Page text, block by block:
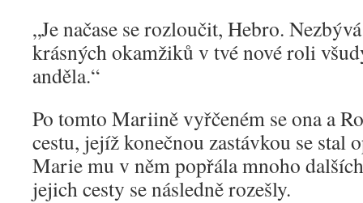
„Je načase se rozloučit, Hebro.
krásných okamžiků v tvé nové roli
anděla.“
Po tomto Mariině vyřčeném se ona a
cestu, jejíž konečnou zastávkou se stal
Marie mu v něm popřála mnoho
jejich cesty se následně rozešly.